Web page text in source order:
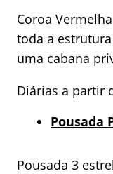
Coroa
toda a
uma cabana
Diárias a partir
Pousada
Pousada 3